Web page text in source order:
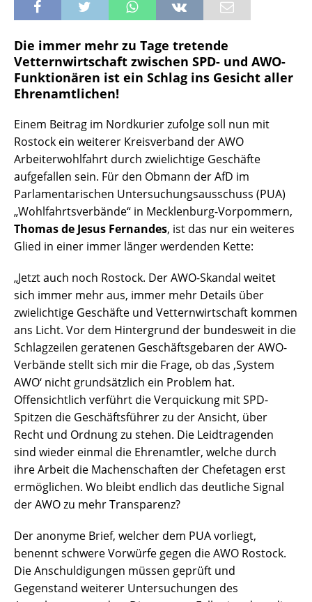
Die immer mehr zu Tage tretende
Vetternwirtschaft zwischen SPD- und AWO-
Funktionären ist ein Schlag ins Gesicht aller
Ehrenamtlichen!
Einem Beitrag im Nordkurier zufolge soll nun mit
Rostock ein weiterer Kreisverband der AWO
Arbeiterwohlfahrt durch zwielichtige Geschäfte
aufgefallen sein. Für den Obmann der AfD im
Parlamentarischen Untersuchungsausschuss (PUA)
„Wohlfahrtsverbände“ in Mecklenburg-Vorpommern,
Thomas de Jesus Fernandes, ist das nur ein weiteres
Glied in einer immer länger werdenden Kette:
„Jetzt auch noch Rostock. Der AWO-Skandal weitet
sich immer mehr aus, immer mehr Details über
zwielichtige Geschäfte und Vetternwirtschaft kommen
ans Licht. Vor dem Hintergrund der bundesweit in die
Schlagzeilen geratenen Geschäftsgebaren der AWO-
Verbände stellt sich mir die Frage, ob das ‚System
AWO‘ nicht grundsätzlich ein Problem hat.
Offensichtlich verführt die Verquickung mit SPD-
Spitzen die Geschäftsführer zu der Ansicht, über
Recht und Ordnung zu stehen. Die Leidtragenden
sind wieder einmal die Ehrenamtler, welche durch
ihre Arbeit die Machenschaften der Chefetagen erst
ermöglichen. Wo bleibt endlich das deutliche Signal
der AWO zu mehr Transparenz?
Der anonyme Brief, welcher dem PUA vorliegt,
benennt schwere Vorwürfe gegen die AWO Rostock.
Die Anschuldigungen müssen geprüft und
Gegenstand weiterer Untersuchungen des